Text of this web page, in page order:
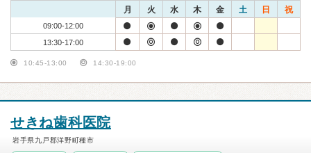
月 火 水 木 金 土 日 祝
09:00-12:00
13:30-17:00
10:45-13:00 14:30-19:00
せきね歯科医院
岩手県九戸郡洋野町種市